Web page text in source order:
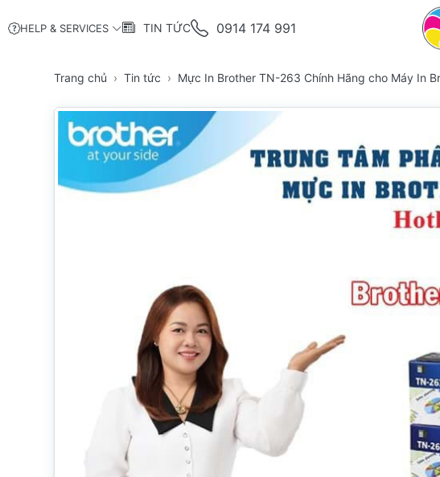
HELP & SERVICES TIN TỨC 0914 174 991
Trang chủ Tin tức Mực In Brother TN-263 Chính Hãng cho Máy In